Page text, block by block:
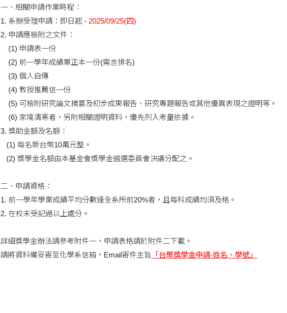
一、相關申請作業時程：
1. 系辦受理申請：即日起 - 2025/09/25(四)
2. 申請應檢附之文件：
(1) 申請表一份
(2) 前一學年成績單正本一份(需含排名)
(3) 個人自傳
(4) 教授推薦信一份
(5) 可檢附研究論文摘要及初步成果報告、研究專題報告或其他優異表現之證明等。
(6) 家境清寒者，另附相關證明資料，優先列入考量依據。
3. 獎助金額及名額：
(1) 每名新台幣10萬元整。
(2) 獎學金名額由本基金會獎學金遴選委員會決議分配之。
二、申請資格：
1. 前一學年學業成績平均分數達全系所前20%者，且每科成績均須及格。
2. 在校未受記過以上處分。
詳細獎學金辦法請參考附件一，申請表格請於附件二下載。
請將資料備妥寄至化學系信箱，Email寄件主旨
「台聚獎學金申請-姓名、學號」